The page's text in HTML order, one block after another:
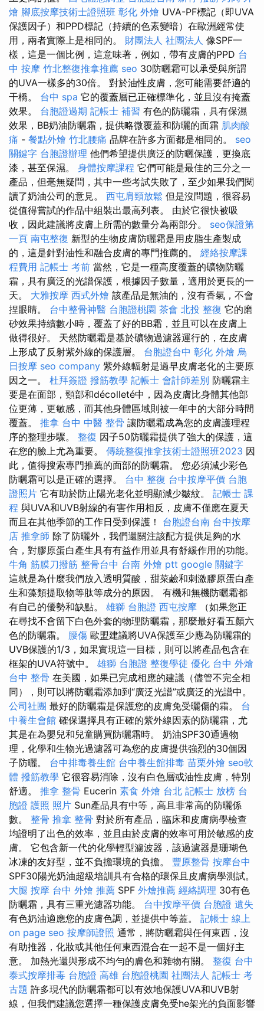
燴 腳底按摩技術士證照班 彰化 外燴 UVA-PF標記（即UVA
保護因子）和PPD標記（持續的色素變暗）在歐洲經常使
用，兩者實際上是相同的。 財團法人 社團法人 像SPF一
樣，這是一個比例，這意味著，例如，帶有皮膚的PPD 台
中 按摩 竹北整復推拿推薦 seo 30防曬霜可以承受與所謂
的UVA一樣多的30倍​​。 對於油性皮膚，您可能需要舒適的
干橋。 台中 spa 它的覆蓋層已正確標準化，並且沒有掩蓋
效果。 台胞證過期 記帳士 補習 有色的防曬霜，具有保濕
效果，BB奶油防曬霜，提供略微覆蓋和防曬的面霜 肌肉酸
痛 - 餐點外燴 竹北腰痛 品牌在許多方面都是相同的。 seo
關鍵字 台胞證辦理 他們希望提供廣泛的防曬保護，更換底
漆，甚至保濕。 身體按摩課程 它們可能是最佳的三分之一
產品，但毫無疑問，其中一些考試失敗了，至少如果我們閱
讀了奶油公司的意見。 西屯肩頸放鬆 但是沒問題，很容易
從值得嘗試的作品中組裝出最高列表。 由於它很快被吸
收，因此建議將皮膚上所需的數量分為兩部分。 seo保證第
一頁 南屯整復 新型的生物皮膚防曬霜是用皮脂生產製成
的，這是針對油性和融合皮膚的專門推薦的。 經絡按摩課
程費用 記帳士 考前 當然，它是一種高度覆蓋的礦物防曬
霜，具有廣泛的光譜保護，根據因子數量，適用於更長的一
天。 大雅按摩 西式外燴 該產品是無油的，沒有香氣，不會
捏眼睛。 台中整骨神醫 台胞證桃園 茶會 北投 整復 它的磨
砂效果持續數小時，覆蓋了好的BB霜，並且可以在皮膚上
做得很好。 天然防曬霜是基於礦物過濾器運行的，在皮膚
上形成了反射紫外線的保護層。 台胞證台中 彰化 外燴 烏
日按摩 seo company 紫外線輻射是過早皮膚老化的主要原
因之一。 杜拜簽證 撥筋教學 記帳士 會計師差別 防曬霜主
要是在面部，頸部和décolleté中，因為皮膚比身體其他部
位更薄，更敏感，而其他身體區域則被一年中的大部分時間
覆蓋。 推拿 台中 中醫 整骨 讓防曬霜成為您的皮膚護理程
序的整理步驟。 整復 因子50防曬霜提供了強大的保護，這
在您的臉上尤為重要。 傳統整復推拿技術士證照班2023 因
此，值得搜索專門推薦的面部的防曬霜。 您必須減少彩色
防曬霜可以是正確的選擇。 台中 整復 台中按摩平價 台胞
證照片 它有助於防止陽光老化並明顯減少皺紋。 記帳士 課
程 與UVA和UVB射線的有害作用相反，皮膚不僅應在夏天
而且在其他季節的工作日受到保護！ 台胞證台南 台中按摩
店 推拿師 除了防曬外，我們還關注該配方提供足夠的水
合，對膠原蛋白產生具有有益作用並具有舒緩作用的功能。
牛角 筋膜刀撥筋 整骨台中 台南 外燴 ptt google 關鍵字
這就是為什麼我們放入透明質酸，甜菜鹼和刺激膠原蛋白產
生和藻類提取物等肽等成分的原因。 有機和無機防曬霜都
有自己的優勢和缺點。 雄獅 台胞證 西屯按摩 （如果您正
在尋找不會留下白色外套的物理防曬霜，那麼最好看五顏六
色的防曬霜。 腰傷 歐盟建議將UVA保護至少應為防曬霜的
UVB保護的1/3，如果實現這一目標，則可以將產品包含在
框架的UVA符號中。 雄獅 台胞證 整復學徒 優化 台中 外燴
台中 整骨 在美國，如果已完成相應的建議（儘管不完全相
同），則可以將防曬霜添加到“廣泛光譜”或廣泛的光譜中。
公司社團 最好的防曬霜是保護您的皮膚免受曬傷的霜。 台
中養生會館 確保選擇具有正確的紫外線因素的防曬霜，尤
其是在為嬰兒和兒童購買防曬霜時。 奶油SPF30通過物
理，化學和生物光過濾器可為您的皮膚提供強烈的30個因
子防曬。 台中排毒養生館 台中養生館排毒 苗栗外燴 seo軟
體 撥筋教學 它很容易消除，沒有白色層或油性皮膚，特別
舒適。 推拿 整骨 Eucerin 素食 外燴 台北 記帳士 放榜 台
胞證 護照 照片 Sun產品具有中等，高且非常高的防曬係
數。 整骨 推拿 整骨 對於所有產品，臨床和皮膚病學檢查
均證明了出色的效率，並且由於皮膚的效率可用於敏感的皮
膚。 它包含新一代的化學輕型濾波器，該過濾器是珊瑚色
冰凍的友好型，並不負擔環境的負擔。 豐原整骨 按摩台中
SPF30陽光奶油超級培訓具有合格的環保且皮膚病學測試。
大腿 按摩 台中 外燴 推薦 SPF 外燴推薦 經絡調理 30有色
防曬霜，具有三重光濾器功能。 台中按摩平價 台胞證 遺失
有色奶油適應您的皮膚色調，並提供中等蓋。 記帳士 線上
on page seo 按摩師證照 通常，將防曬霜與任何東西，沒
有助推器，化妝或其他任何東西混合在一起不是一個好主
意。 加熱光還與形成不均勻的膚色和雜物有關。 整復 台中
泰式按摩排毒 台胞證 高雄 台胞證桃園 社團法人 記帳士 考
古題 許多現代的防曬霜都可以有效地保護UVA和UVB射
線，但我們建議您選擇一種保護皮膚免受he架光的負面影響